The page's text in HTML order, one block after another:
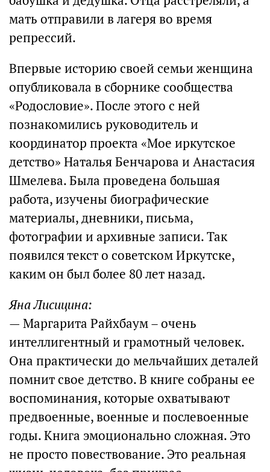
мать отправили в лагеря во время
репрессий.
Впервые историю своей семьи женщина
опубликовала в сборнике сообщества
«Родословие». После этого с ней
познакомились руководитель и
координатор проекта «Мое иркутское
детство» Наталья Бенчарова и Анастасия
Шмелева. Была проведена большая
работа, изучены биографические
материалы, дневники, письма,
фотографии и архивные записи. Так
появился текст о советском Иркутске,
каким он был более 80 лет назад.
Яна Лисицина:
— Маргарита Райхбаум – очень
интеллигентный и грамотный человек.
Она практически до мельчайших деталей
помнит свое детство. В книге собраны ее
воспоминания, которые охватывают
предвоенные, военные и послевоенные
годы. Книга эмоционально сложная. Это
не просто повествование. Это реальная